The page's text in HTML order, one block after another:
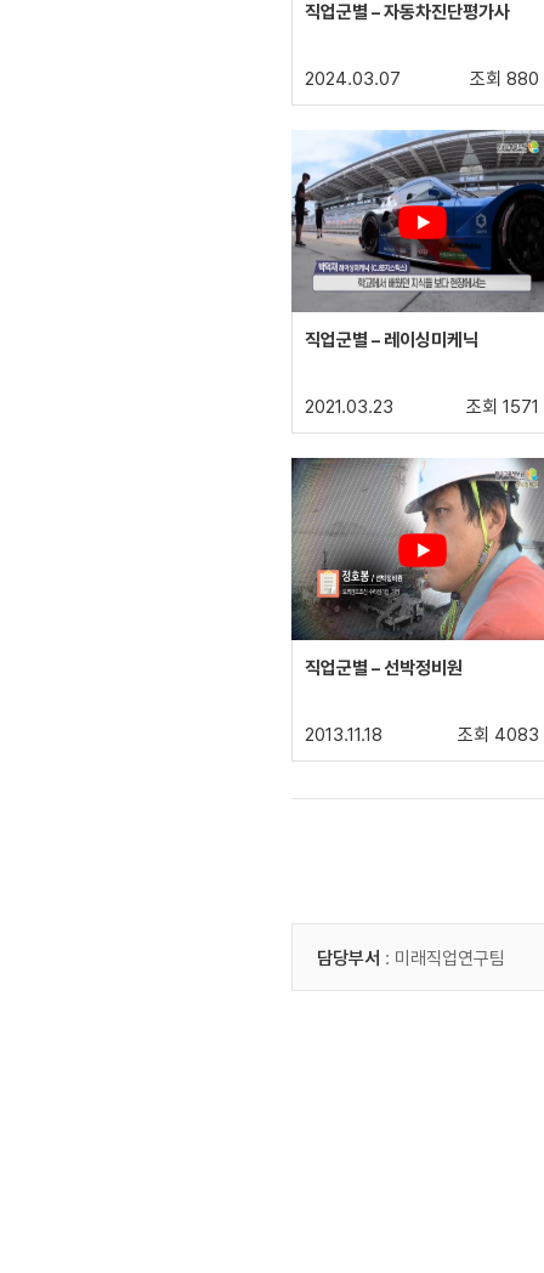
직업군별 – 자동차진단평가사
2024.03.07 조회 880
직업군별 – 레이싱미케닉
2021.03.23 조회 1571
직업군별 – 선박정비원
2013.11.18 조회 4083
담당부서 : 미래직업연구팀